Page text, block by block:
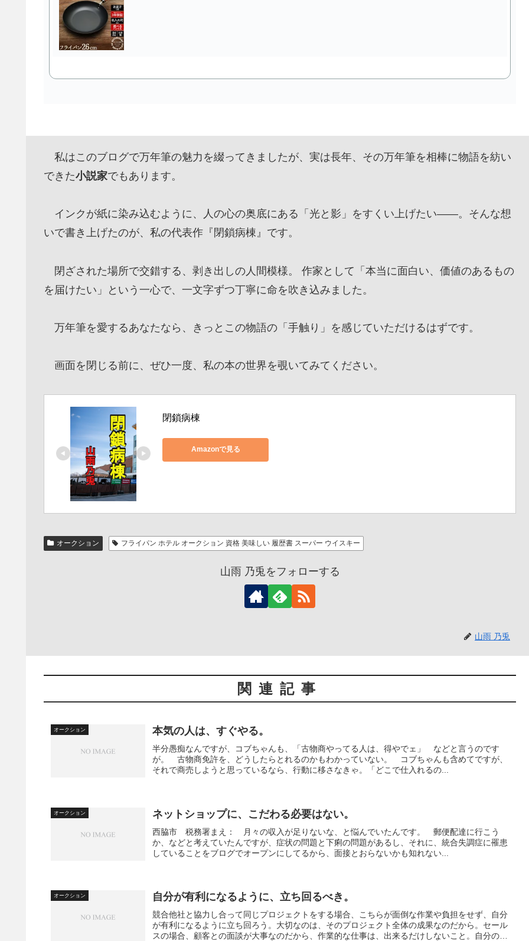
私はこのブログで万年筆の魅力を綴ってきましたが、実は長年、その万年筆を相棒に物語を紡い
できた小説家でもあります。
インクが紙に染み込むように、人の心の奥底にある「光と影」をすくい上げたい——。そんな想
いで書き上げたのが、私の代表作『閉鎖病棟』です。
閉ざされた場所で交錯する、剥き出しの人間模様。 作家として「本当に面白い、価値のあるもの
を届けたい」という一心で、一文字ずつ丁寧に命を吹き込みました。
万年筆を愛するあなたなら、きっとこの物語の「手触り」を感じていただけるはずです。
画面を閉じる前に、ぜひ一度、私の本の世界を覗いてみてください。
閉鎖病棟
Amazonで見る
オークション フライパン ホテル オークション 資格 美味しい 履歴書 スーパー ウイスキー
山雨 乃兎をフォローする
山雨 乃兎
関連記事
オークション 本気の人は、すぐやる。
半分愚痴なんですが、コブちゃんも、「古物商やってる人は、得やでェ」 などと言うのです
が。 古物商免許を、どうしたらとれるのかもわかっていない。 コブちゃんも含めてですが、
それで商売しようと思っているなら、行動に移さなきゃ。「どこで仕入れるの...
オークション ネットショップに、こだわる必要はない。
西脇市 税務署まえ： 月々の収入が足りないな、と悩んでいたんです。 郵便配達に行こう
か、などと考えていたんですが、症状の問題と下痢の問題があるし、それに、統合失調症に罹患
していることをブログでオープンにしてるから、面接とおらないかも知れない...
オークション 自分が有利になるように、立ち回るべき。
競合他社と協力し合って同じプロジェクトをする場合、こちらが面倒な作業や負担をせず、自分
が有利になるように立ち回ろう。大切なのは、そのプロジェクト全体の成果なのだから。セール
スの場合、顧客との面談が大事なのだから、作業的な仕事は、出来るだけしないこと。自分の負